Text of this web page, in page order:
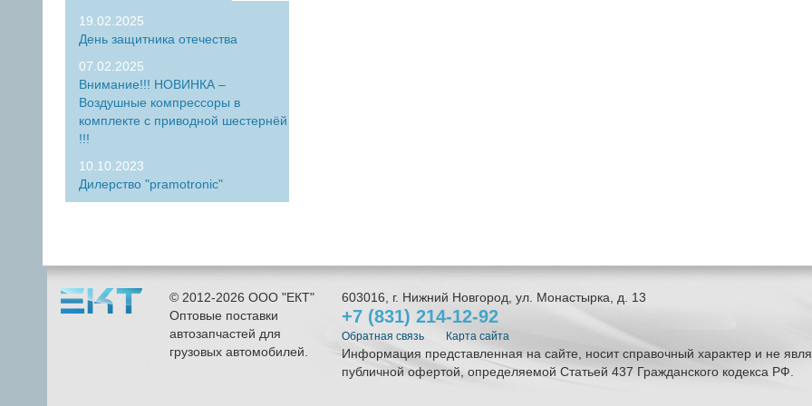
19.02.2025
День защитника отечества
07.02.2025
Внимание!!! НОВИНКА –
Воздушные компрессоры в
комплекте с приводной шестернёй
!!!
10.10.2023
Дилерство "pramotronic"
© 2012-2026 ООО "ЕКТ"
Оптовые поставки
автозапчастей для
грузовых автомобилей.
603016 , г. Нижний Новгород ул. Монастырка, д. 13
+7 (831) 214-12-92
Обратная связь Карта сайта
Информация представленная на сайте, носит справочный характер и не
публичной офертой, определяемой Статьей 437 Гражданского кодекса РФ.